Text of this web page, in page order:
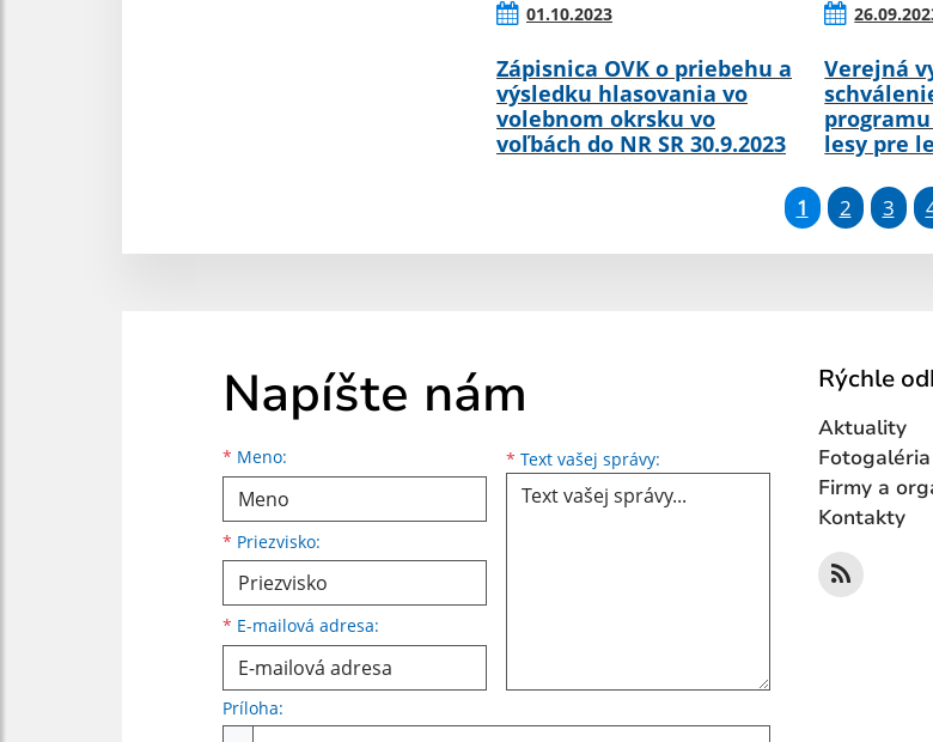
01.10.2023
Zápisnica OVK o priebehu a
výsledku hlasovania vo
volebnom okrsku vo
voľbách do NR SR 30.9.2023
Verejná
lesy pre
1 2 3
Napíšte nám
* Meno:
Meno
* Priezvisko:
Priezvisko
* E-mailová adresa:
E-mailová adresa * Text vašej správy: Text vašej správy...
Príloha:
Rýchle
Aktuality
Fotogaléria
Firmy a
Kontakty